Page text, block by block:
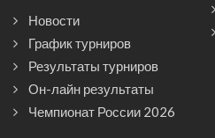
Новости
График турниров
Результаты турниров
Он-лайн результаты
Чемпионат России 2026